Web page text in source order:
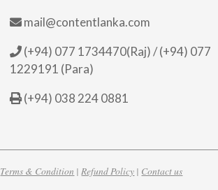
mail@contentlanka.com
(+94) 077 1734470(Raj) / (+94) 077
1229191 (Para)
(+94) 038 224 0881
Terms & Condition | Refund Policy | Contact us